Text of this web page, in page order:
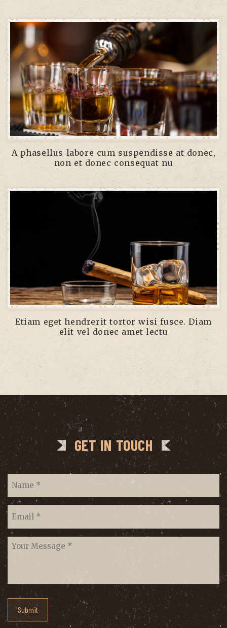
A phasellus labore cum suspendisse at donec,
non et donec consequat nu
Etiam eget hendrerit tortor wisi fusce. Diam
elit vel donec amet lectu
GET IN TOUCH